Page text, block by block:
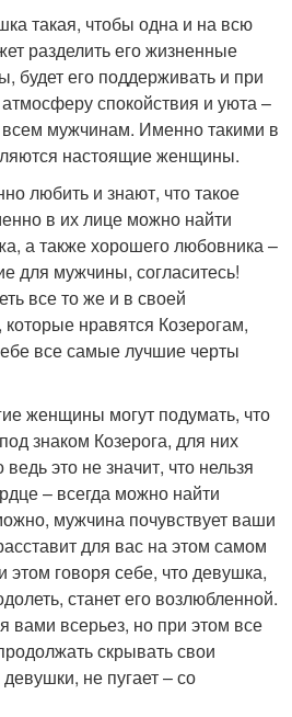
такая, чтобы одна и на всю
разделить его жизненные
будет его поддерживать и при
спокойствия и уюта –
всем мужчинам. Именно такими в
настоящие женщины.
любить и знают, что такое
в их лице можно найти
а также хорошего любовника –
для мужчины, согласитесь!
все то же и в своей
нравятся Козерогам,
все самые лучшие черты
женщины могут подумать, что
знаком Козерога, для них
это не значит, что нельзя
– всегда можно найти
мужчина почувствует ваши
для вас на этом самом
этом говоря себе, что девушка,
станет его возлюбленной.
вами всерьез, но при этом все
скрывать свои
не пугает – со